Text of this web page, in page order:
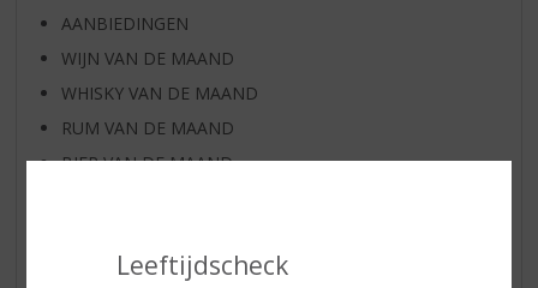
Leeftijdscheck
AANBIEDINGEN
WIJN VAN DE MAAND
WHISKY VAN DE MAAND
RUM VAN DE MAAND
BIER VAN DE MAAND